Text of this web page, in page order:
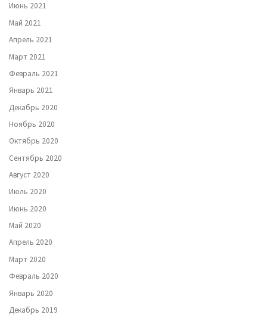
Июнь 2021
Май 2021
Апрель 2021
Март 2021
Февраль 2021
Январь 2021
Декабрь 2020
Ноябрь 2020
Октябрь 2020
Сентябрь 2020
Август 2020
Июль 2020
Июнь 2020
Май 2020
Апрель 2020
Март 2020
Февраль 2020
Январь 2020
Декабрь 2019